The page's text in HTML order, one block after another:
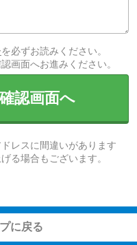
を必ずお読みください。
画面へお進みください。
認画面へ
レスに間違いがあります
る場合もございます。
に戻る